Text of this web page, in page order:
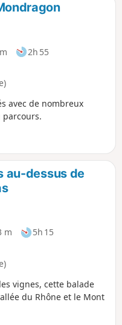
2h 55
avec de nombreux
au-dessus de
m
5h 15
vignes, cette balade
du Rhône et le Mont